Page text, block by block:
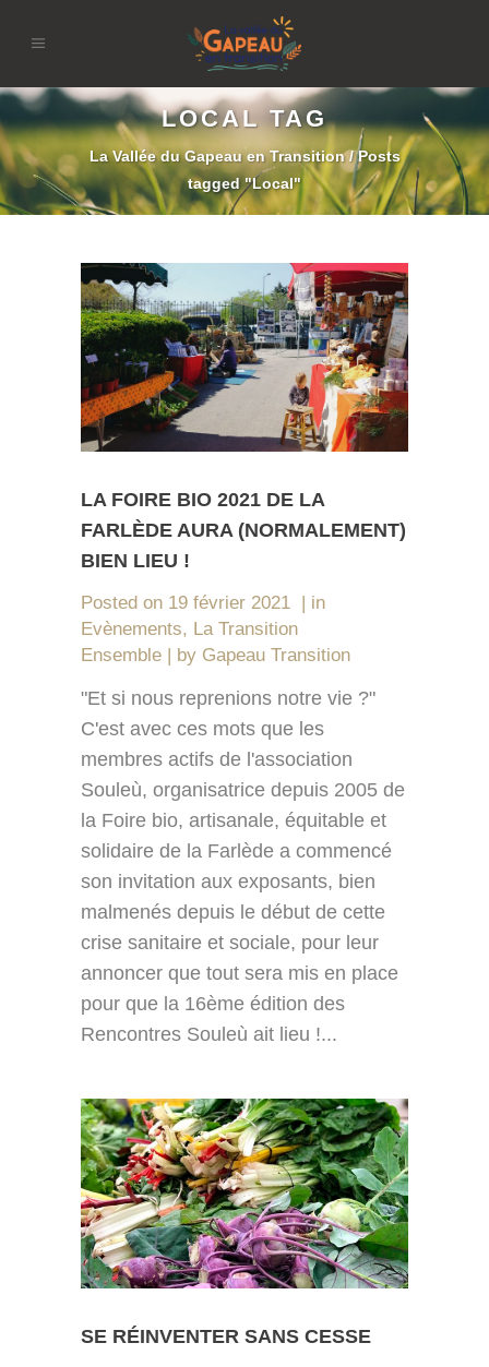
LOCAL TAG
La Vallée du Gapeau en Transition/Posts
tagged "Local"
LA FOIRE BIO 2021 DE LA
FARLÈDE AURA (NORMALEMENT)
BIEN LIEU !
Posted on 19 février 2021
in
Evènements, La Transition
Ensemble
by Gapeau Transition
"Et si nous reprenions notre vie ?"
C'est avec ces mots que les
membres actifs de l'association
Souleù, organisatrice depuis 2005 de
la Foire bio, artisanale, équitable et
solidaire de la Farlède a commencé
son invitation aux exposants, bien
malmenés depuis le début de cette
crise sanitaire et sociale, pour leur
annoncer que tout sera mis en place
pour que la 16ème édition des
Rencontres Souleù ait lieu !...
SE RÉINVENTER SANS CESSE